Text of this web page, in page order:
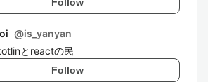
@is_yanyan
とreactの民
Follow